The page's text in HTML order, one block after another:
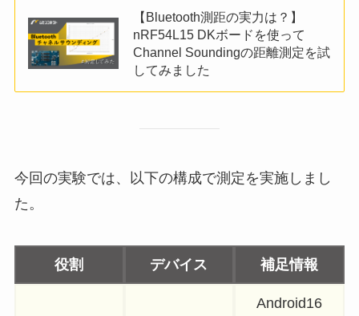
【Bluetooth測距の実力は？】
nRF54L15 DKボードを使って
Channel Soundingの距離測定を試
してみました
今回の実験では、以下の構成で測定を実施しまし
た。
役割 デバイス 補足情報
Android16